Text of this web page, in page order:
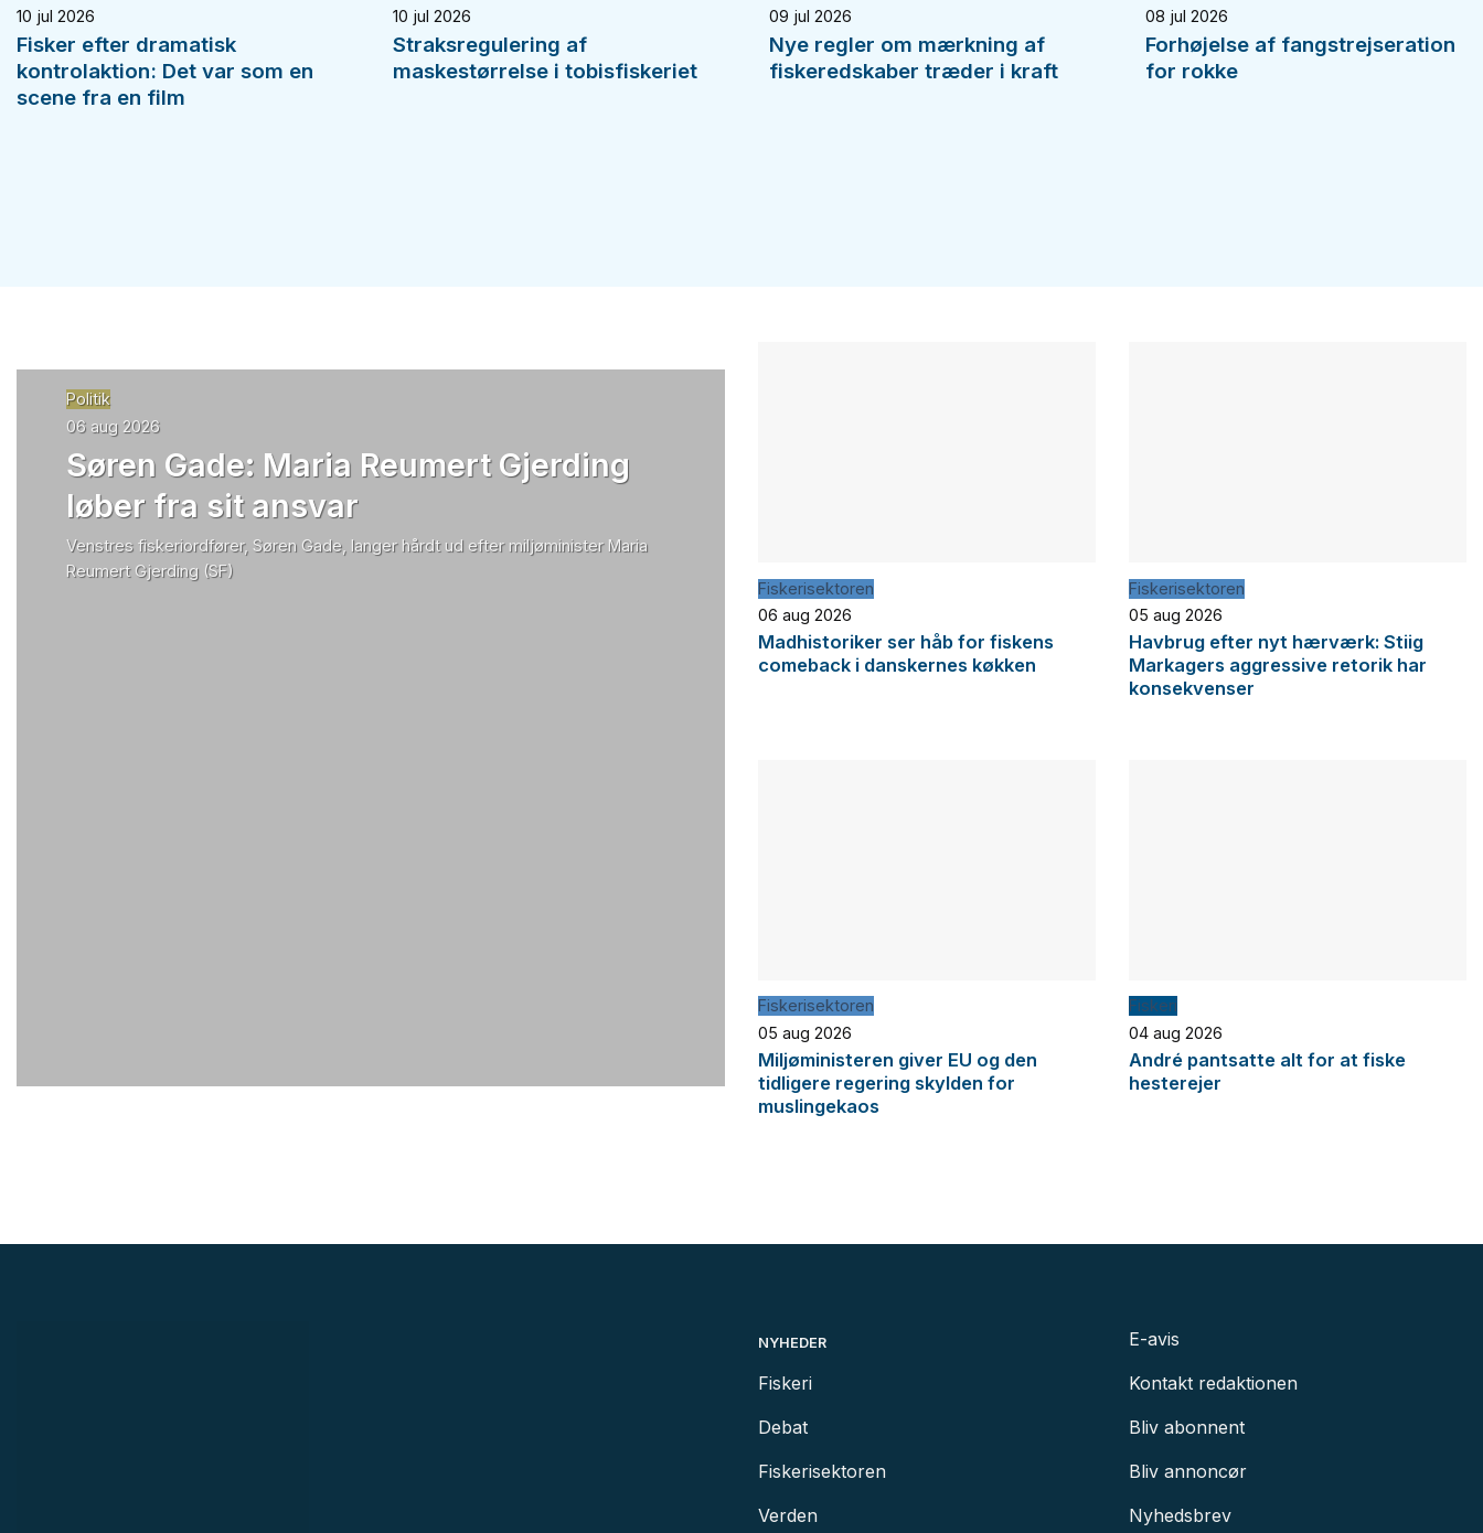
10 jul 2026
Fisker efter dramatisk
kontrolaktion: Det var som en
scene fra en film
10 jul 2026
Straksregulering af
maskestørrelse i tobisfiskeriet
09 jul 2026
Nye regler om mærkning af
fiskeredskaber træder i kraft
08 jul 2026
Forhøjelse af fangstrejseration
for rokke
Politik
06 aug 2026
Søren Gade: Maria Reumert Gjerding
løber fra sit ansvar
Venstres fiskeriordfører, Søren Gade, langer hårdt ud efter miljøminister Maria
Reumert Gjerding (SF)
Fiskerisektoren
06 aug 2026
Madhistoriker ser håb for fiskens
comeback i danskernes køkken
Fiskerisektoren
05 aug 2026
Havbrug efter nyt hærværk: Stiig
Markagers aggressive retorik har
konsekvenser
Fiskerisektoren
05 aug 2026
Miljøministeren giver EU og den
tidligere regering skylden for
muslingekaos
Fiskeri
04 aug 2026
André pantsatte alt for at fiske
hesterejer
NYHEDER
Fiskeri
Debat
Fiskerisektoren
Verden
E-avis
Kontakt redaktionen
Bliv abonnent
Bliv annoncør
Nyhedsbrev